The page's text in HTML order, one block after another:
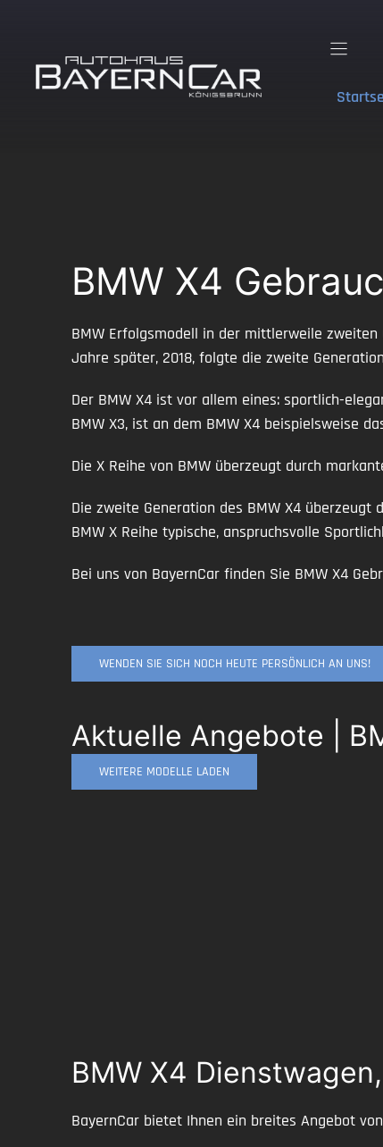
springen
BMW X4
BMW Erfolgsmodell in der mittlerweile zweiten
Jahre später, 2018, folgte die zweite
Der BMW X4 ist vor allem eines: sportlich-
BMW X3, ist an dem BMW X4 beispielsweise
Die X Reihe von BMW überzeugt durch
Die zweite Generation des BMW X4
BMW X Reihe typische, anspruchsvolle
Bei uns von BayernCar finden Sie BMW X4
WENDEN SIE SICH NOCH HEUTE PERSÖNLICH AN UNS!
Aktuelle Angebote |
WEITERE MODELLE LADEN
BMW X4
BayernCar bietet Ihnen ein breites Angebot